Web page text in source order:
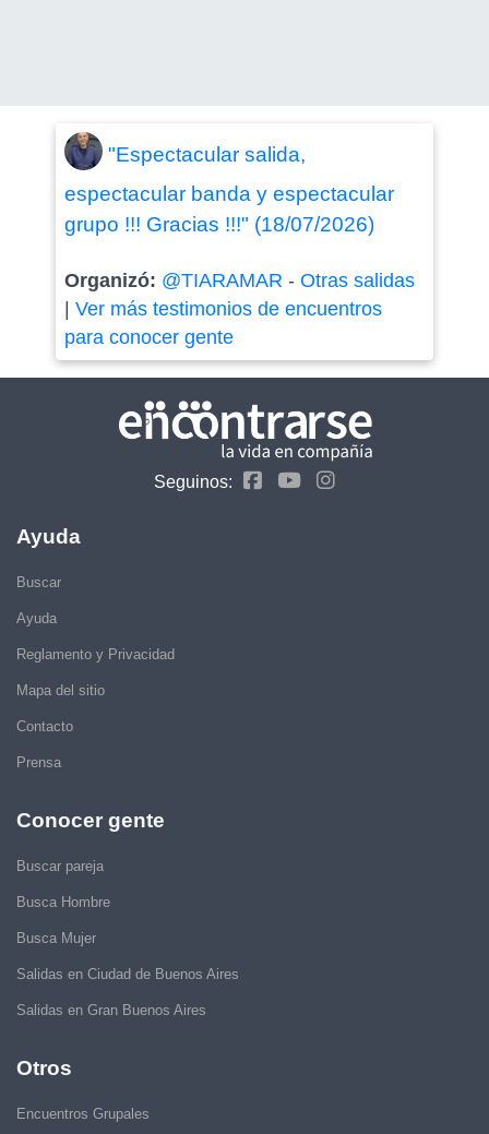
"Espectacular salida,
espectacular banda y espectacular
grupo !!! Gracias !!!" (18/07/2026)
Organizó: @TIARAMAR - Otras salidas
Ver más testimonios de encuentros
para conocer gente
Seguinos:
Ayuda
Buscar
Ayuda
Reglamento y Privacidad
Mapa del sitio
Contacto
Prensa
Conocer gente
Buscar pareja
Busca Hombre
Busca Mujer
Salidas en Ciudad de Buenos Aires
Salidas en Gran Buenos Aires
Otros
Encuentros Grupales